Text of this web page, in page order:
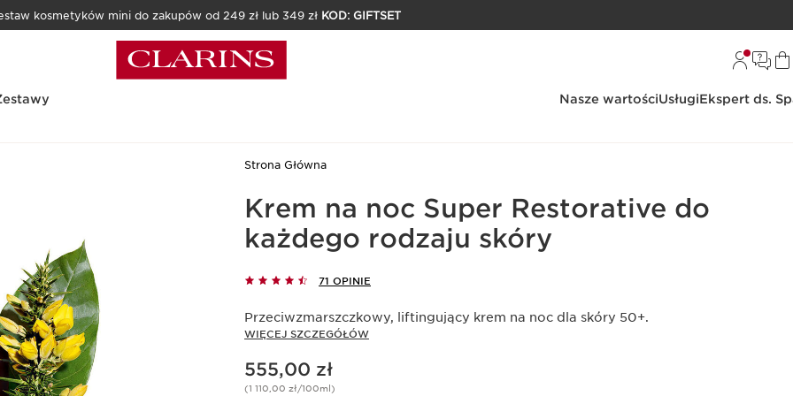
kosmetyków mini do zakupów od 249 zł lub 349 zł KOD: GIFTSET
Nasze wartościUsługiEkspert ds.
Strona Główna
Krem na noc Super Restorative do
każdego rodzaju skóry
71 OPINIE
Przeciwzmarszczkowy, liftingujący krem na noc dla skóry 50+.
WIĘCEJ SZCZEGÓŁÓW
Aktualna cena 555,00 zł
555,00 zł
(1 110,00 zł/100ml)